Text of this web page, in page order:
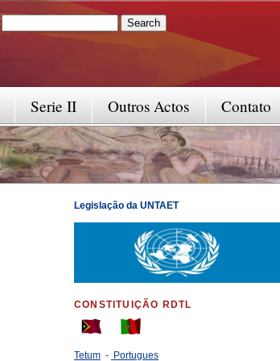
Search form
Contato
Outros Actos
Serie II
Legislação da UNTAET
CONSTITUIÇÃO RDTL
Tetum - Portugues